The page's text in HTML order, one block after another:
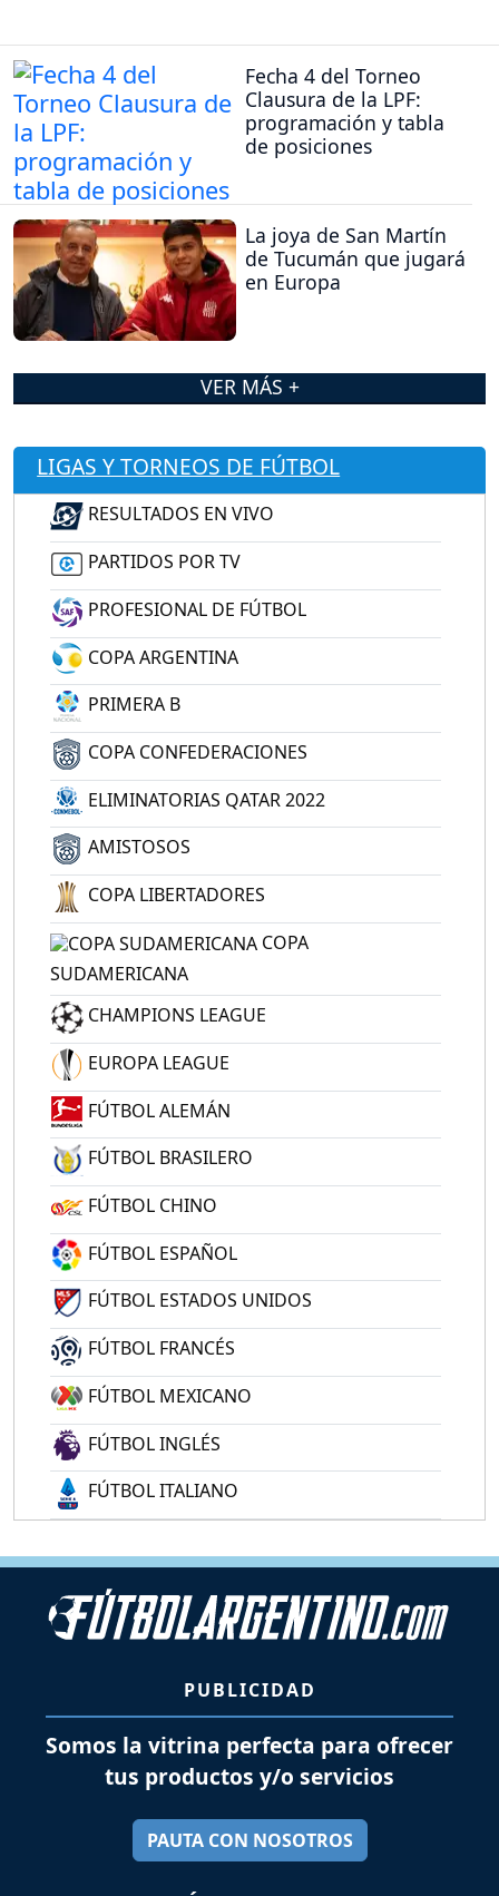
Fecha 4 del Torneo
Clausura de la LPF:
programación y tabla
de posiciones
La joya de San Martín
de Tucumán que jugará
en Europa
VER MÁS +
LIGAS Y TORNEOS DE FÚTBOL
RESULTADOS EN VIVO
PARTIDOS POR TV
PROFESIONAL DE FÚTBOL
COPA ARGENTINA
PRIMERA B
COPA CONFEDERACIONES
ELIMINATORIAS QATAR 2022
AMISTOSOS
COPA LIBERTADORES
COPA
SUDAMERICANA
CHAMPIONS LEAGUE
EUROPA LEAGUE
FÚTBOL ALEMÁN
FÚTBOL BRASILERO
FÚTBOL CHINO
FÚTBOL ESPAÑOL
FÚTBOL ESTADOS UNIDOS
FÚTBOL FRANCÉS
FÚTBOL MEXICANO
FÚTBOL INGLÉS
FÚTBOL ITALIANO
PUBLICIDAD
Somos la vitrina perfecta para ofrecer
tus productos y/o servicios
PAUTA CON NOSOTROS